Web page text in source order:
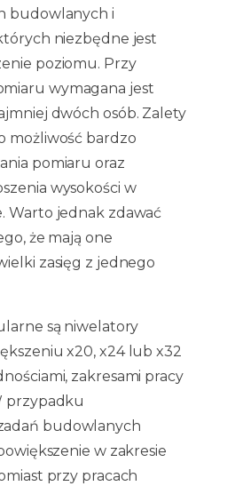
budowlanych i
niezbędne jest
poziomu. Przy
wymagana jest
dwóch osób. Zalety
możliwość bardzo
pomiaru oraz
wysokości w
Warto jednak zdawać
że mają one
zasięg z jednego
są niwelatory
x20, x24 lub x32
zakresami pracy
przypadku
budowlanych
w zakresie
przy pracach